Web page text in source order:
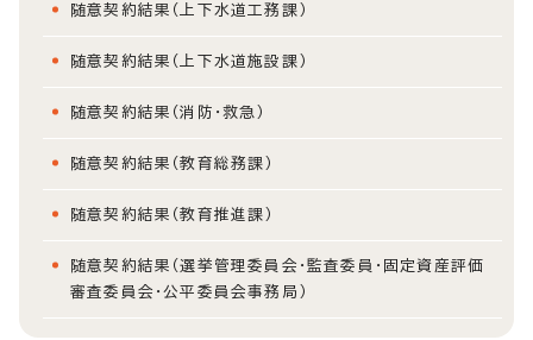
随意契約結果（上下水道工務課）
随意契約結果（上下水道施設課）
随意契約結果（消防・救急）
随意契約結果（教育総務課）
随意契約結果（教育推進課）
随意契約結果（選挙管理委員会・監査委員・固定資産評価
審査委員会・公平委員会事務局）